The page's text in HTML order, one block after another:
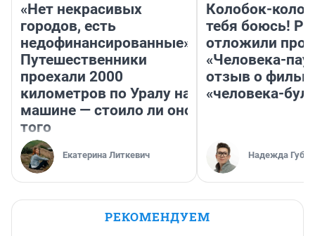
«Нет некрасивых
городов, есть
недофинансированные».
Путешественники
проехали 2000
километров по Уралу на
машине — стоило ли оно
того
Екатерина Литкевич
Колобок-
тебя боюсь!
отложили
«Человека-
отзыв о
«человека-
Надежда
РЕКОМЕНДУЕМ